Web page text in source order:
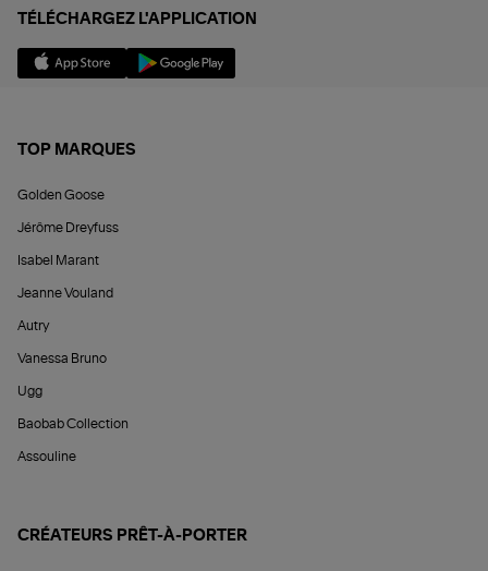
TÉLÉCHARGEZ L'APPLICATION
TOP MARQUES
Golden Goose
Jérôme Dreyfuss
Isabel Marant
Jeanne Vouland
Autry
Vanessa Bruno
Ugg
Baobab Collection
Assouline
CRÉATEURS PRÊT-À-PORTER